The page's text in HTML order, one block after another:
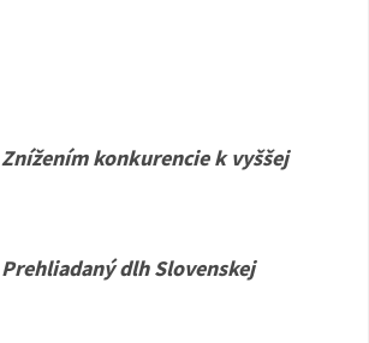
Znížením konkurencie k vyššej
Prehliadaný dlh Slovenskej